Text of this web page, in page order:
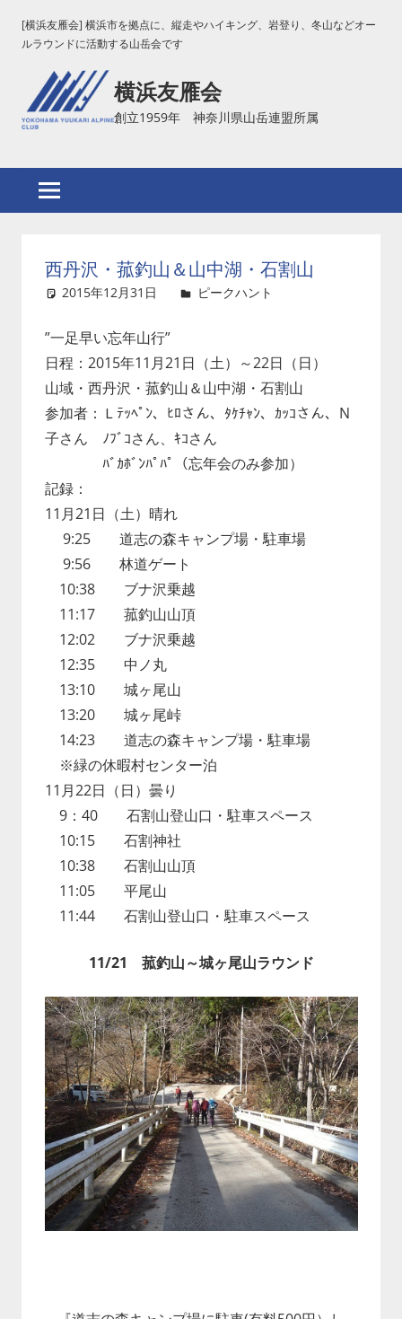
ス
[横浜友雁会] 横浜市を拠点に、縦走やハイキング、岩登り、冬山などオー
ルラウンドに活動する山岳会です
横浜友雁会
創立1959年 神奈川県山岳連盟所属
西丹沢・菰釣山＆山中湖・石割山
2015年12月31日 ピークハント
”一足早い忘年山行”
日程：2015年11月21日（土）～22日（日）
山域・西丹沢・菰釣山＆山中湖・石割山
参加者：Ｌﾃｯﾍﾟﾝ、ﾋﾛさん、ﾀｹﾁｬﾝ、ｶｯｺさん、N
子さん ﾉﾌﾞｺさん、ｷｺさん
ﾊﾞｶﾎﾞﾝﾊﾟﾊﾟ（忘年会のみ参加）
記録：
11月21日（土）晴れ
9:25 道志の森キャンプ場・駐車場
9:56 林道ゲート
10:38 ブナ沢乗越
11:17 菰釣山山頂
12:02 ブナ沢乗越
12:35 中ノ丸
13:10 城ヶ尾山
13:20 城ヶ尾峠
14:23 道志の森キャンプ場・駐車場
※緑の休暇村センター泊
11月22日（日）曇り
9：40 石割山登山口・駐車スペース
10:15 石割神社
10:38 石割山山頂
11:05 平尾山
11:44 石割山登山口・駐車スペース
11/21 菰釣山～城ヶ尾山ラウンド